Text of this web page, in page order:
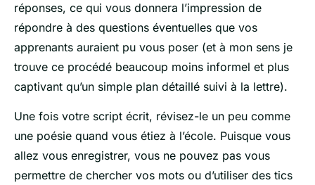
réponses, ce qui vous donnera l’impression de
répondre à des questions éventuelles que vos
apprenants auraient pu vous poser (et à mon sens je
trouve ce procédé beaucoup moins informel et plus
captivant qu’un simple plan détaillé suivi à la lettre).
Une fois votre script écrit, révisez-le un peu comme
une poésie quand vous étiez à l’école. Puisque vous
allez vous enregistrer, vous ne pouvez pas vous
permettre de chercher vos mots ou d’utiliser des tics